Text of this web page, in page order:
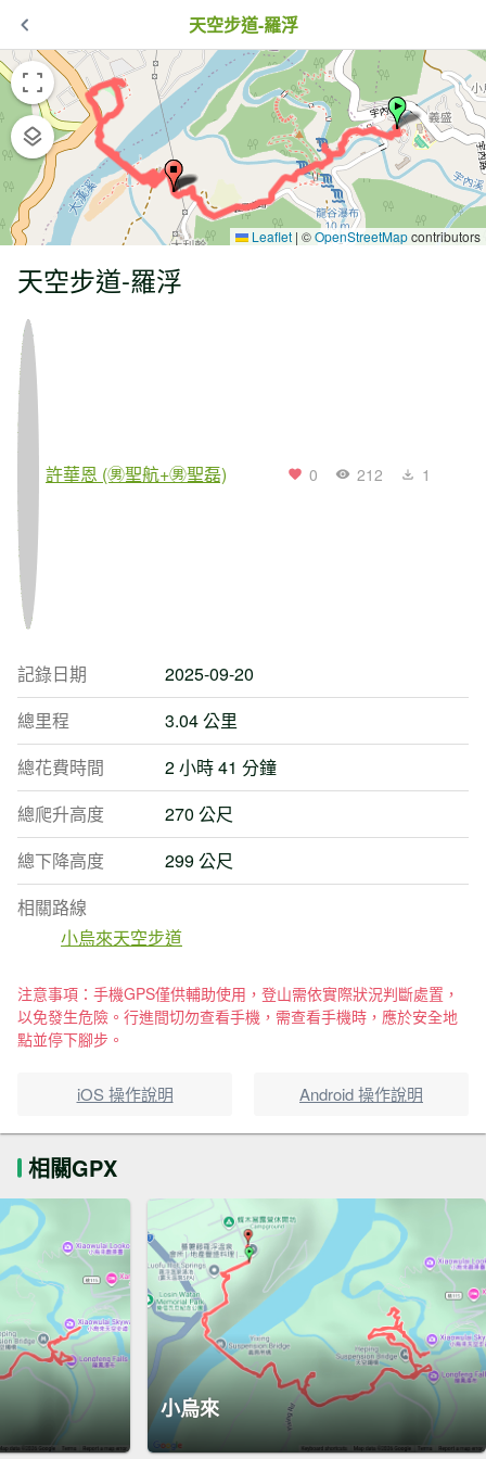
天空步道-羅浮
Leaflet | ©OpenStreetMapcontributors
天空步道-羅浮
許華恩 (㊚聖航+㊚聖磊) 0 212 1
記錄日期
2025-09-20
總里程
3.04 公里
總花費時間
2 小時 41 分鐘
總爬升高度
270 公尺
總下降高度
299 公尺
相關路線
小烏來天空步道
注意事項：手機GPS僅供輔助使用，登山需依實際狀況判斷處置，
以免發生危險。行進間切勿查看手機，需查看手機時，應於安全地
點並停下腳步。
iOS 操作說明 Android 操作說明
相關GPX
小烏來